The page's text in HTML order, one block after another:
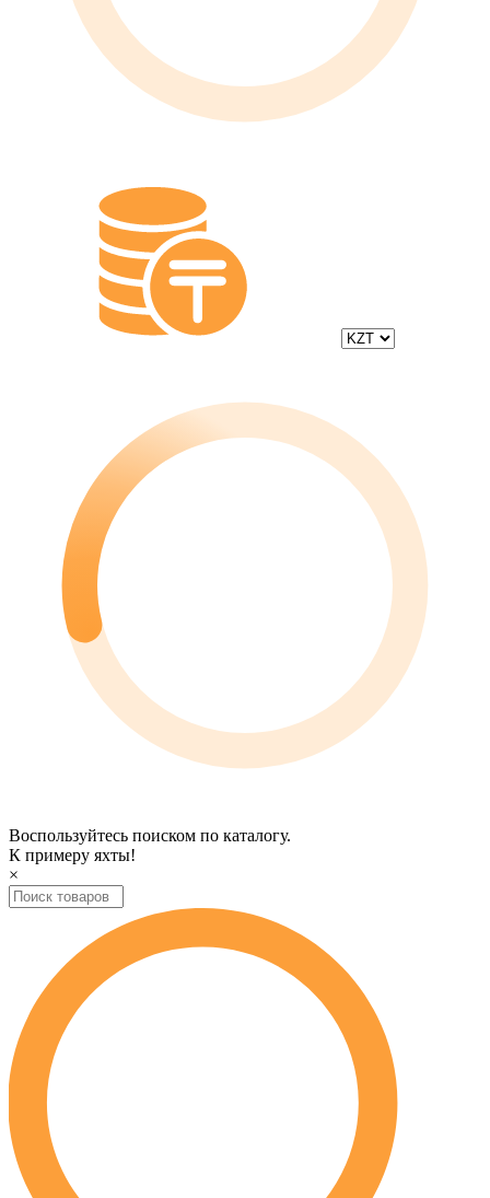
Воспользуйтесь поиском по каталогу.
К примеру яхты!
×